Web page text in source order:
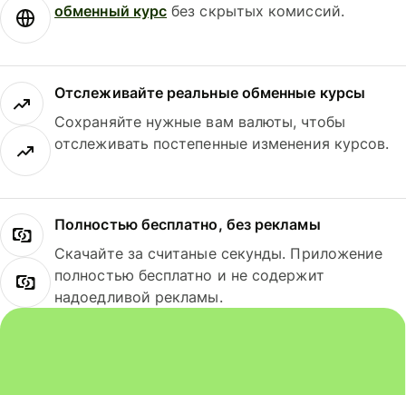
обменный курс без скрытых комиссий.
Отслеживайте реальные обменные курсы
Сохраняйте нужные вам валюты, чтобы
отслеживать постепенные изменения курсов.
Полностью бесплатно, без рекламы
Скачайте за считаные секунды. Приложение
полностью бесплатно и не содержит
надоедливой рекламы.